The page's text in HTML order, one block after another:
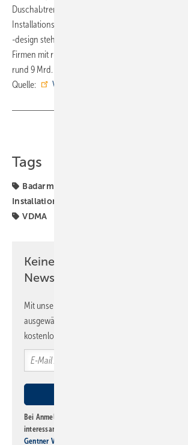
Duschabtrennungen sowie von Badmöbeln und
Installationskomponenten für das Bad. Der VDMA
-design steht für einen Industriezweig, der in
Firmen mit rund 43 000 Beschäftigten zählt und
rund 9 Mrd. Euro erwirtschaftet. ■
Quelle:
VDMA
Tags
Badarmatur
Installationstechnik
VDMA
Keine Zeit? Kein Problem mit
Newsletter!
Mit unserem Newsletter erhalten Sie
ausgewählte Informationen und Neuigkeiten,
kostenlos direkt ins Postfach.
Bei Anmeldung zu diesem Newsletter bin ich damit
interessante Verlags- und Online-Angebote
Gentner Verlag GmbH & Co. KG